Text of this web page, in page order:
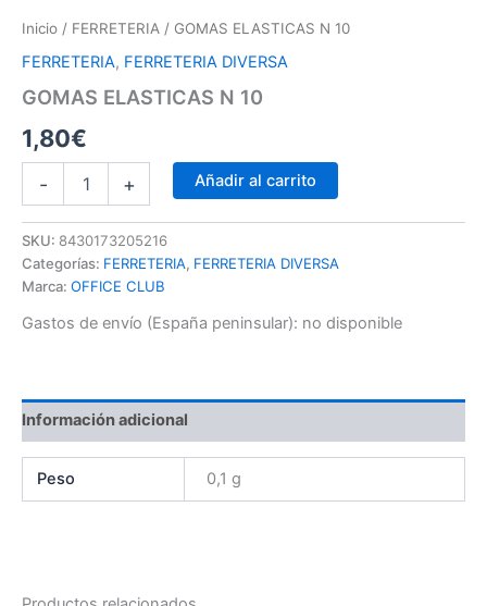
Inicio / FERRETERIA / GOMAS ELASTICAS N 10
FERRETERIA, FERRETERIA DIVERSA
GOMAS ELASTICAS N 10
1,80€
- + Añadir al carrito
SKU: 8430173205216
Categorías: FERRETERIA, FERRETERIA DIVERSA
Marca: OFFICE CLUB
Gastos de envío (España peninsular): no disponible
Información adicional
Peso 0,1 g